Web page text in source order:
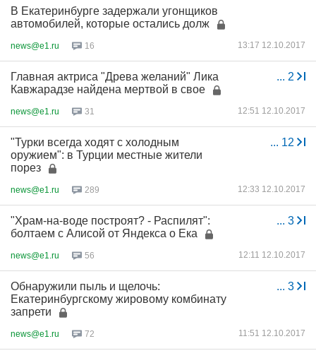
В Екатеринбурге задержали угонщиков
автомобилей, которые остались долж
news@e1.ru 16 13:17 12.10.2017
... 2
Главная актриса "Древа желаний" Лика
Кавжарадзе найдена мертвой в свое
news@e1.ru 31 12:51 12.10.2017
... 12
"Турки всегда ходят с холодным
оружием": в Турции местные жители
порез
news@e1.ru 289 12:33 12.10.2017
... 3
"Храм-на-воде построят? - Распилят":
болтаем с Алисой от Яндекса о Ека
news@e1.ru 56 12:11 12.10.2017
... 3
Обнаружили пыль и щелочь:
Екатеринбургскому жировому комбинату
запрети
news@e1.ru 72 11:51 12.10.2017